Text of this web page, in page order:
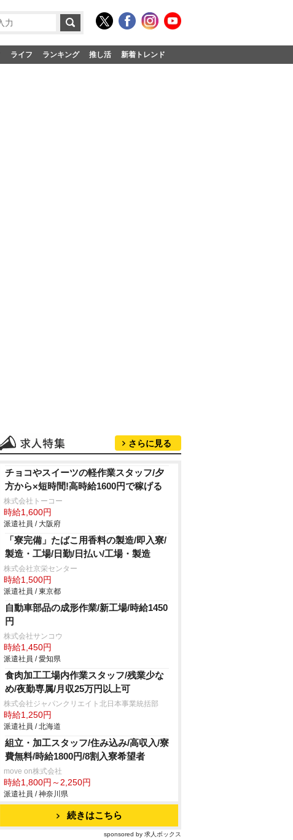
ライフ ランキング 推し活 新着トレンド
さらに見る
チョコやスイーツの軽作業スタッフ/夕
方から×短時間!高時給1600円で稼げる
株式会社トーコー
時給1,600円
派遣社員 / 大阪府
「寮完備」たばこ用香料の製造/即入寮/
製造・工場/日勤/日払い/工場・製造
株式会社京栄センター
時給1,500円
派遣社員 / 東京都
自動車部品の成形作業/新工場/時給1450
円
株式会社サンコウ
時給1,450円
派遣社員 / 愛知県
食肉加工工場内作業スタッフ/残業少な
め/夜勤専属/月収25万円以上可
株式会社ジャパンクリエイト北日本事業統括部
時給1,250円
派遣社員 / 北海道
組立・加工スタッフ/住み込み/高収入/寮
費無料/時給1800円/8割入寮希望者
move on株式会社
時給1,800円～2,250円
派遣社員 / 神奈川県
続きはこちら
sponsored by 求人ボックス